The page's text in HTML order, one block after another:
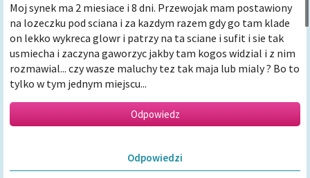
Moj synek ma 2 miesiace i 8 dni. Przewojak mam postawiony
na lozeczku pod sciana i za kazdym razem gdy go tam klade
on lekko wykreca glowr i patrzy na ta sciane i sufit i sie tak
usmiecha i zaczyna gaworzyc jakby tam kogos widzial i z nim
rozmawial... czy wasze maluchy tez tak maja lub mialy ? Bo to
tylko w tym jednym miejscu...
Odpowiedzi